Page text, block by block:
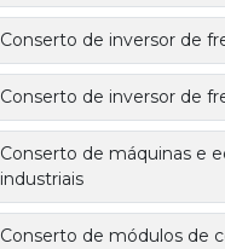
Conserto de inversor de
Conserto de inversor de
Conserto de máquinas e
industriais
Conserto de módulos de